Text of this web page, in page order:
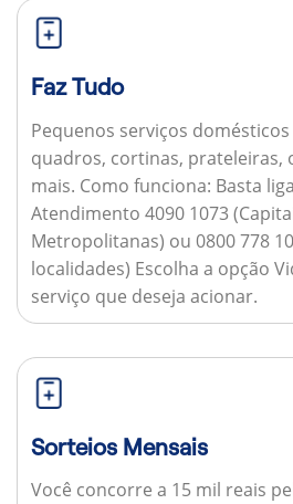
Faz Tudo
Pequenos serviços
quadros, cortinas, prateleiras,
mais. Como funciona: Basta
Atendimento 4090 1073
Metropolitanas) ou 0800 778
localidades) Escolha a opção
serviço que deseja acionar.
Sorteios Mensais
Você concorre a 15 mil reais